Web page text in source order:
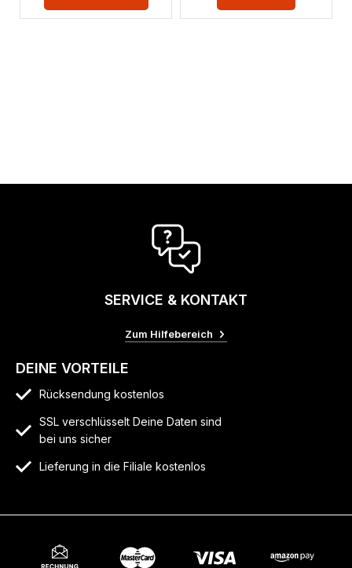
SERVICE & KONTAKT
Zum Hilfebereich
DEINE VORTEILE
Rücksendung kostenlos
SSL verschlüsselt Deine Daten sind
bei uns sicher
Lieferung in die Filiale kostenlos